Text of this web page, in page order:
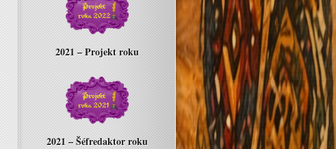
2021 – Projekt roku
2021 – Šéfredaktor roku